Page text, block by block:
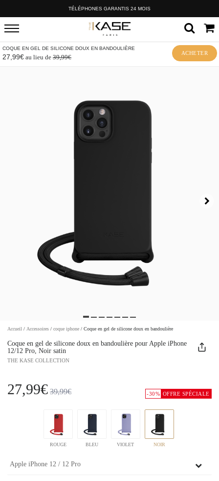
TÉLÉPHONES GARANTIS 24 MOIS
COQUE EN GEL DE SILICONE DOUX EN BANDOULIÈRE
27,99€ au lieu de 39,99€
ACHETER
Accueil / Accessoires / coque iphone / Coque en gel de silicone doux en bandoulière
Coque en gel de silicone doux en bandoulière pour Apple iPhone
12/12 Pro, Noir satin
THE KASE COLLECTION
-30% OFFRE SPÉCIALE
27,99€ 39,99€
ROUGE BLEU VIOLET NOIR